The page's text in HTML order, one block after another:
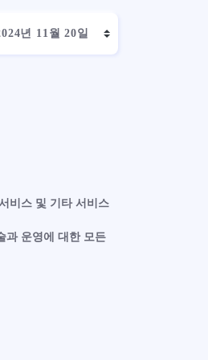
비스 및 기타 서비스
과 운영에 대한 모든